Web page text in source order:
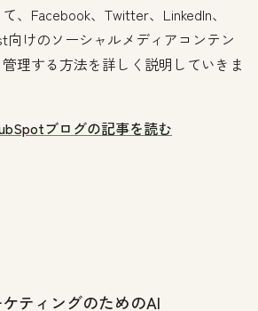
、Facebook、Twitter、LinkedIn、
向けのソーシャルメディアコンテン
理する方法を詳しく説明していきま
ブログの記事を読む
ティングのためのAI